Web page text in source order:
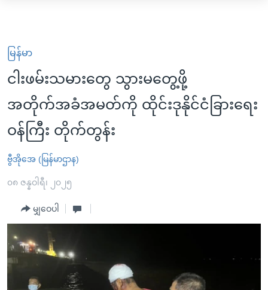
လွယ်ကူ
စေ
သည့်
Link
များ
ပင်မ
အကြောင်းအရာ
ကျော်
ကြည့်
အ
မြန်မာ
ကမ္ဘာ့သတင်းများ
အမေရိကန်
တရုတ်
အစ္စရေး-ပါလက်စတိုင်း
သတင်းလွတ်လပ်ခွင့်
ရပ်ဝန်းတခု လမ်းတခု အလွန်
အင်္ဂလိပ်စာလေ့လာမယ်
အမေရိကန်သုံးအီဒီယံ
သုတပဒေသာ အင်္ဂလိပ်စာ
အပတ်စဉ်ကဏ္ဍများ
Learning English
ဗွီအိုအေ လူမှုကွန်ယက်များ
မြန်မာ
ငါးဖမ်းသမားတွေ သွားမတွေ့ဖို့
အတိုက်အခံအမတ်ကို ထိုင်းဒုနိုင်ငံခြားရေး
ဝန်ကြီး တိုက်တွန်း
ဗွီအိုအေ (မြန်မာဌာန)
၀၈ ဇန္နဝါရီ၊ ၂၀၂၅
မျှဝေပါ